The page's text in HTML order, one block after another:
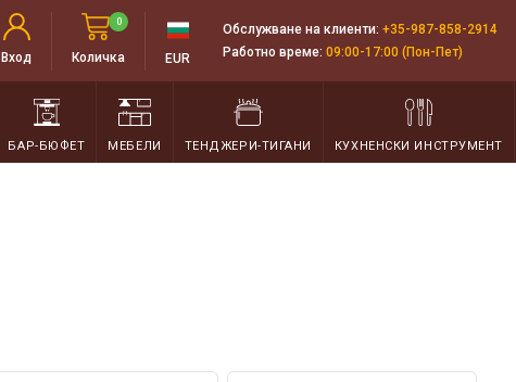
Вход Количка
0
EUR
Обслужване на клиенти: +35-987-858-2914
Работно време: 09:00-17:00 (Пон-Пет)
БАР-БЮФЕТ МЕБЕЛИ ТЕНДЖЕРИ-ТИГАНИ КУХНЕНСКИ ИНСТРУМЕНТ